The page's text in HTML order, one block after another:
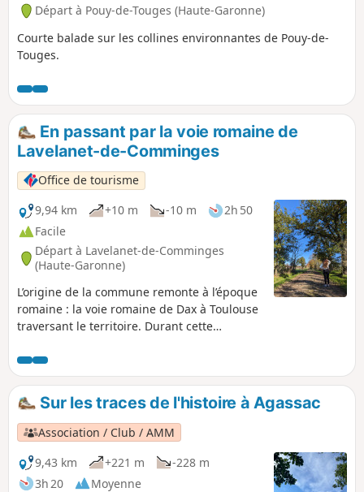
Départ à Pouy-de-Touges (Haute-Garonne)
Courte balade sur les collines environnantes de Pouy-de-
Touges.
En passant par la voie romaine de
Lavelanet-de-Comminges
Office de tourisme
9,94 km
+10 m -10 m
2h 50
Facile
Départ à Lavelanet-de-Comminges
(Haute-Garonne)
L’origine de la commune remonte à l’époque
romaine : la voie romaine de Dax à Toulouse
traversant le territoire. Durant cette
l’histoire du village nommé L’Aveylas ou
L’Aveynas au XIIIe siècle (lieu planté de
noisetiers) et de son château du XVe siècle.
Cette balade facile et sans dénivelé vous fait
traverser les champs environnants et le
village à travers des petites routes et
sentiers.
Sur les traces de l'histoire à Agassac
Association / Club / AMM
9,43 km
+221 m
-228 m
3h 20
Moyenne